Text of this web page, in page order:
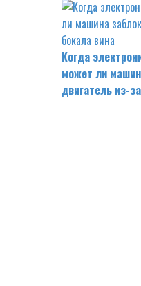
Когда
может ли
двигатель из-